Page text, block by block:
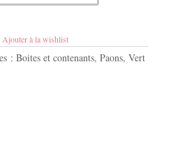
Ajouter à la wishlist
: Boites et contenants, Paons, Vert